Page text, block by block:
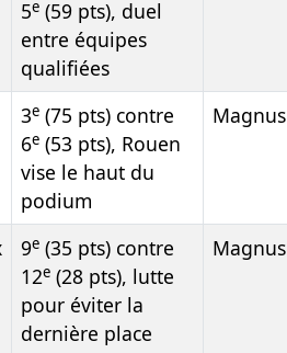
5e (59 pts), duel
entre équipes
qualifiées
3e (75 pts) contre
6e (53 pts), Rouen
vise le haut du
podium
9e (35 pts) contre
12e (28 pts), lutte
pour éviter la
dernière place